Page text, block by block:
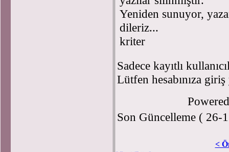
Yeniden sunuyor,
dileriz...
kriter
Sadece kayıtlı
Lütfen hesabınıza
Son Güncelleme ( 26-
<